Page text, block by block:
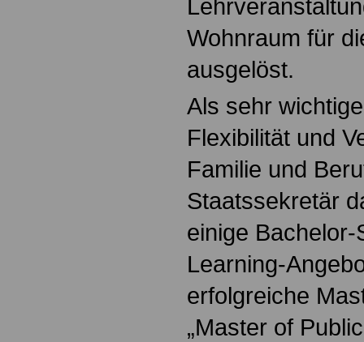
Wohnraum für
ausgelöst.
Als sehr
Flexibilität und
Familie und
Staatssekretär
einige
Learning-
erfolgreiche
„Master of